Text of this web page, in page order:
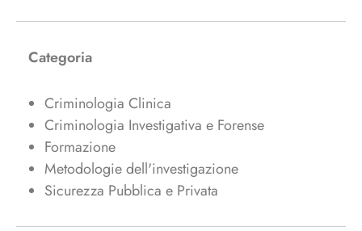
Categoria
Criminologia Clinica
Criminologia Investigativa e Forense
Formazione
Metodologie dell'investigazione
Sicurezza Pubblica e Privata